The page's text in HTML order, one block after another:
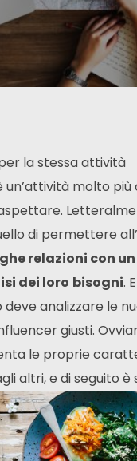
la stessa attività
un’attività molto più
di permettere
relazioni con
dei loro bisogni.
analizzare le
giusti.
le proprie
altri, e di seguito